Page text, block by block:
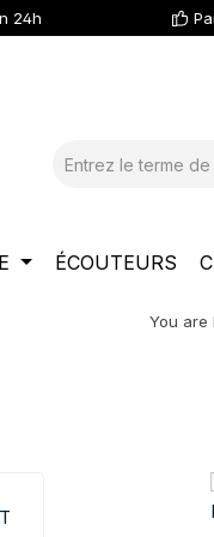
24h
ÉCOUTEURS
You are